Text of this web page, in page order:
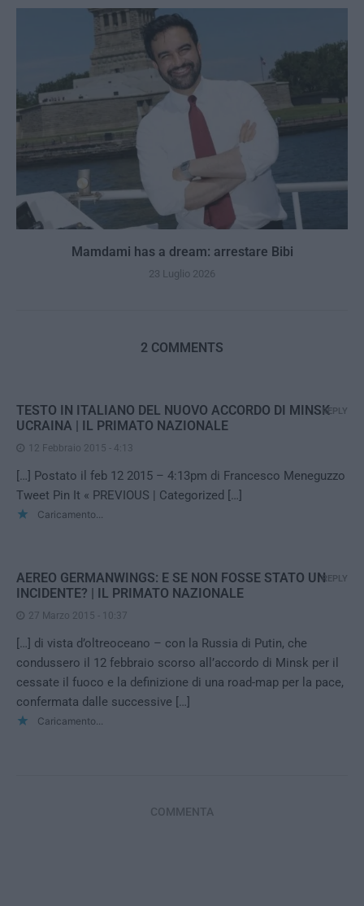
Mamdami has a dream: arrestare Bibi
23 Luglio 2026
2 COMMENTS
TESTO IN ITALIANO DEL NUOVO ACCORDO DI MINSK
UCRAINA | IL PRIMATO NAZIONALE
12 Febbraio 2015 - 4:13
[…] Postato il feb 12 2015 – 4:13pm di Francesco Meneguzzo
Tweet Pin It « PREVIOUS | Categorized […]
Caricamento...
REPLY
AEREO GERMANWINGS: E SE NON FOSSE STATO UN
INCIDENTE? | IL PRIMATO NAZIONALE
27 Marzo 2015 - 10:37
[…] di vista d’oltreoceano – con la Russia di Putin, che
condussero il 12 febbraio scorso all’accordo di Minsk per il
cessate il fuoco e la definizione di una road-map per la pace,
confermata dalle successive […]
Caricamento...
REPLY
COMMENTA